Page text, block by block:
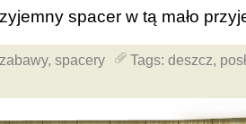
spacer w tą mało
, spacery Tags: deszcz,